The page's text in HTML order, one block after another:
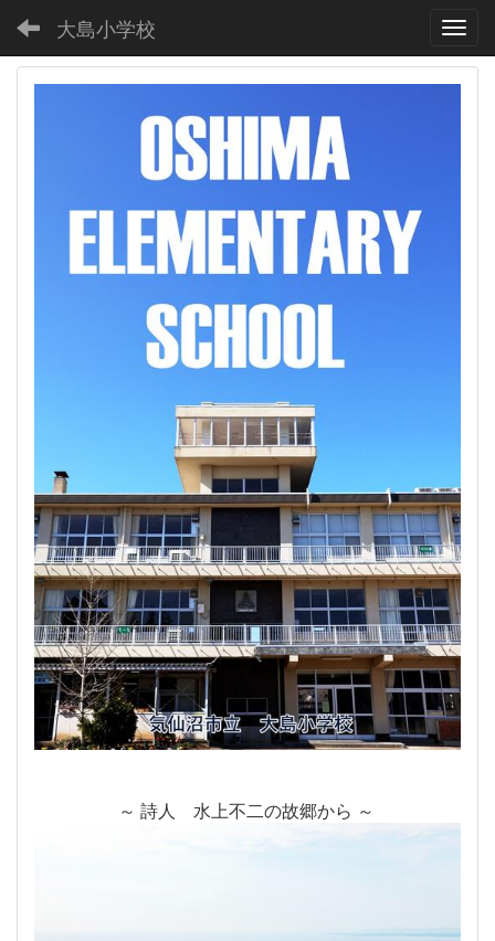
大島小学校
～ 詩人 水上不二の故郷から ～